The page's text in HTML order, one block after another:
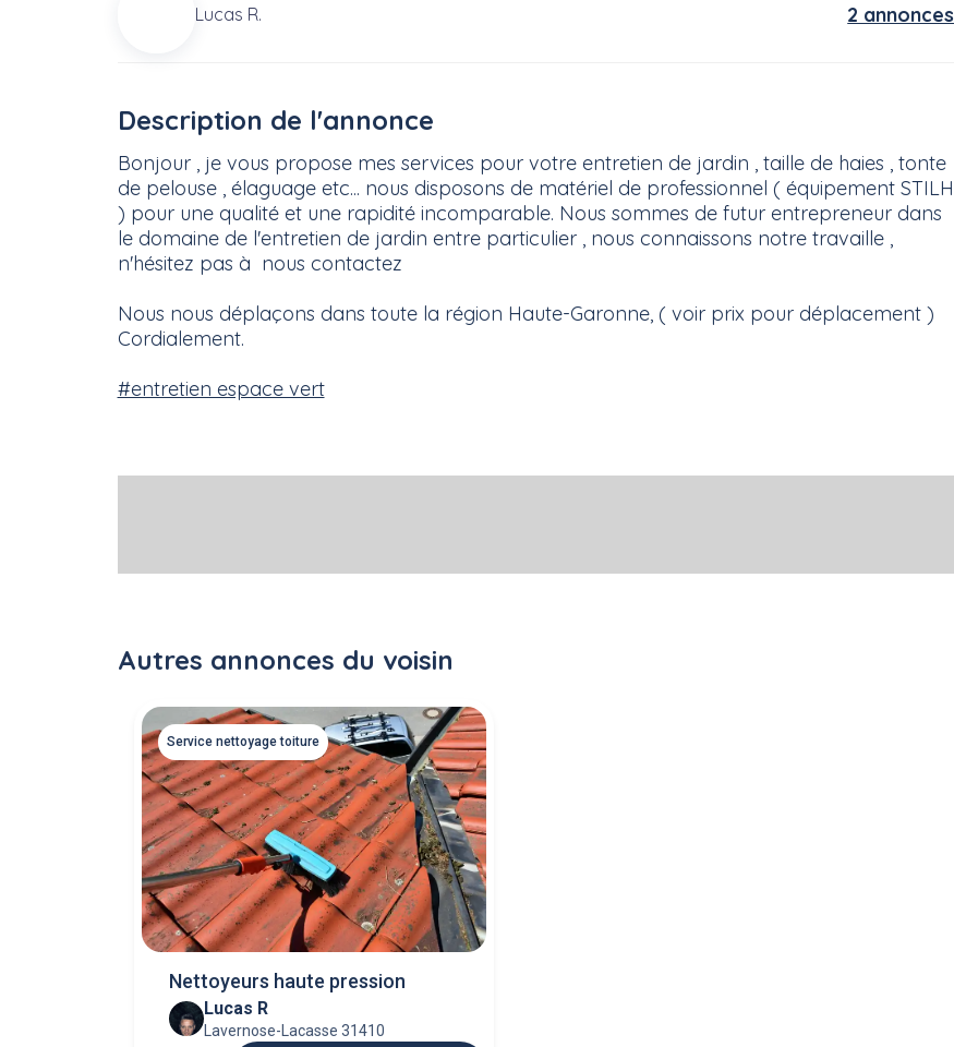
Lucas R. 2 annonces
Description de l'annonce
Bonjour , je vous propose mes services pour votre entretien de jardin , taille de haies , tonte
de pelouse , élaguage etc... nous disposons de matériel de professionnel ( équipement STILH
) pour une qualité et une rapidité incomparable. Nous sommes de futur entrepreneur dans
le domaine de l'entretien de jardin entre particulier , nous connaissons notre travaille ,
n'hésitez pas à nous contactez
Nous nous déplaçons dans toute la région Haute-Garonne, ( voir prix pour déplacement )
Cordialement.
#entretien espace vert
Autres annonces du voisin
Service nettoyage toiture
Nettoyeurs haute pression
Lucas R
Lavernose-Lacasse 31410